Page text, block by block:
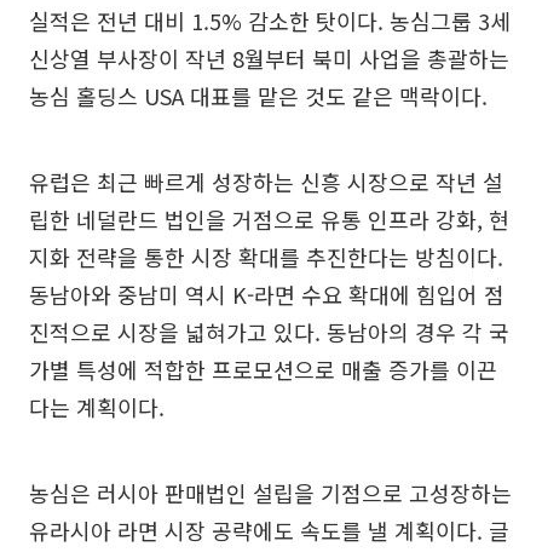
실적은 전년 대비 1.5% 감소한 탓이다. 농심그룹 3세
신상열 부사장이 작년 8월부터 북미 사업을 총괄하는
농심 홀딩스 USA 대표를 맡은 것도 같은 맥락이다.
유럽은 최근 빠르게 성장하는 신흥 시장으로 작년 설
립한 네덜란드 법인을 거점으로 유통 인프라 강화, 현
지화 전략을 통한 시장 확대를 추진한다는 방침이다.
동남아와 중남미 역시 K-라면 수요 확대에 힘입어 점
진적으로 시장을 넓혀가고 있다. 동남아의 경우 각 국
가별 특성에 적합한 프로모션으로 매출 증가를 이끈
다는 계획이다.
농심은 러시아 판매법인 설립을 기점으로 고성장하는
유라시아 라면 시장 공략에도 속도를 낼 계획이다. 글